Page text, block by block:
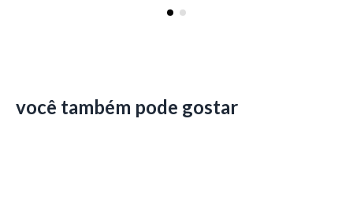
você também pode gostar